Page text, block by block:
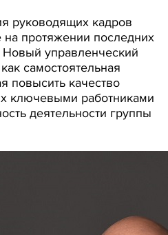
руководящих кадров
на протяжении последних
Новый управленческий
самостоятельная
повысить качество
ключевыми работниками
деятельности группы